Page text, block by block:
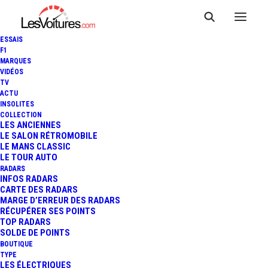
ESSAIS
F1
MARQUES
VIDÉOS
TV
ACTU
INSOLITES
COLLECTION
LES ANCIENNES
LE SALON RÉTROMOBILE
LE MANS CLASSIC
LE TOUR AUTO
RADARS
INFOS RADARS
CARTE DES RADARS
MARGE D’ERREUR DES RADARS
RÉCUPÉRER SES POINTS
TOP RADARS
SOLDE DE POINTS
BOUTIQUE
TYPE
LES ÉLECTRIQUES
28 mai 2015
24 HEURES DU MANS :